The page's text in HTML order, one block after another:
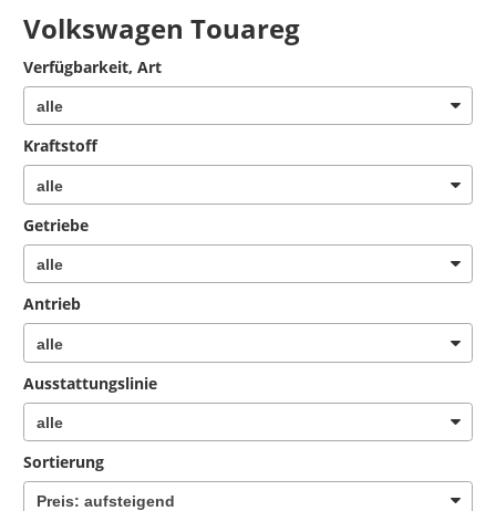
Volkswagen Touareg
Verfügbarkeit, Art
Kraftstoff
Getriebe
Antrieb
Ausstattungslinie
Sortierung